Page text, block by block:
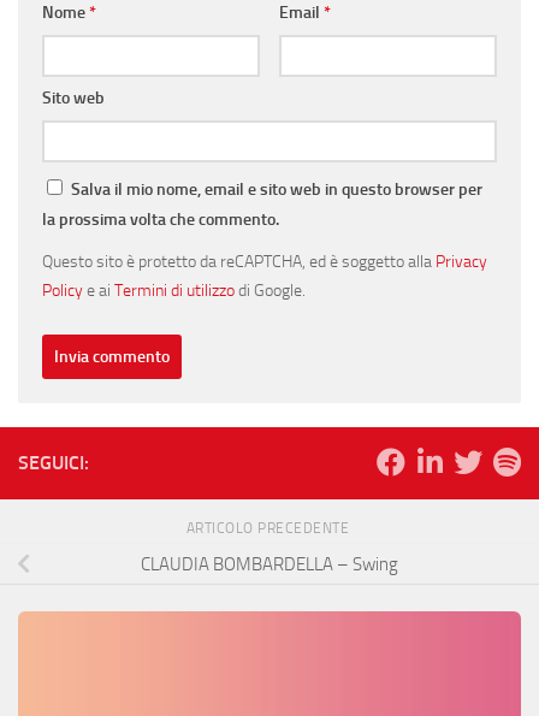
Nome* Email *
Sito web
Salva il mio nome, email e sito web in questo browser per
la prossima volta che commento.
Questo sito è protetto da reCAPTCHA, ed è soggetto alla Privacy
Policye ai Termini di utilizzodi Google.
SEGUICI:
ARTICOLO PRECEDENTE
CLAUDIA BOMBARDELLA – Swing